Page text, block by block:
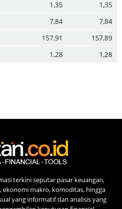
1,35
1,35
7,84
7,84
157,91
157,89
1,28 1,28
terkini seputar pasar keuangan,
ekonomi makro, komoditas, hingga
yang informatif dan analisis yang